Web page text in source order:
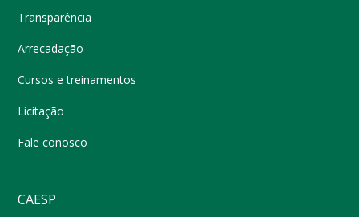
Transparência
Arrecadação
Cursos e treinamentos
Licitação
Fale conosco
CAESP